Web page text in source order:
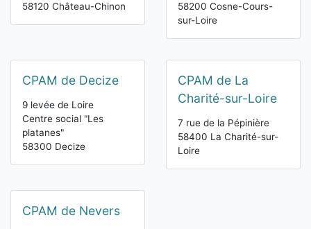
58120 Château-Chinon
58200 Cosne-Cours-
sur-Loire
CPAM de Decize
9 levée de Loire
Centre social "Les
platanes"
58300 Decize
CPAM de La
Charité-sur-Loire
7 rue de la Pépinière
58400 La Charité-sur-
Loire
CPAM de Nevers